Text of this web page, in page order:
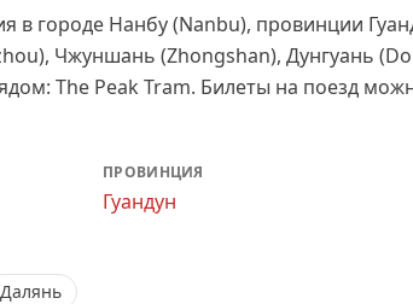
городе Нанбу (Nanbu), провинции
Чжуншань (Zhongshan), Дунгуань
The Peak Tram. Билеты на поезд
ПРОВИНЦИЯ
Гуандун
Далянь